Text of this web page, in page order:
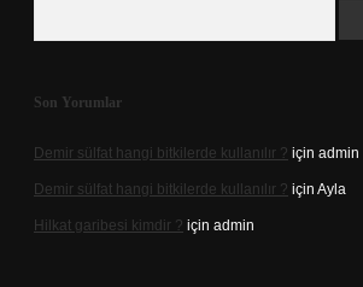
Son Yorumlar
Demir sülfat hangi bitkilerde kullanılır ? için admin
Demir sülfat hangi bitkilerde kullanılır ? için Ayla
Hilkat garibesi kimdir ? için admin